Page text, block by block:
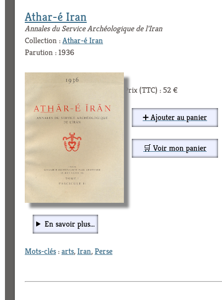
Athar-é Iran
Annales du Service Archéologique de l'Iran
Collection :Athar-é Iran
Parution : 1936
Prix (TTC) : 52 €
➕ Ajouter au panier
🛒 Voir mon panier
En savoir plus...
Mots-clés:arts,Iran,Perse